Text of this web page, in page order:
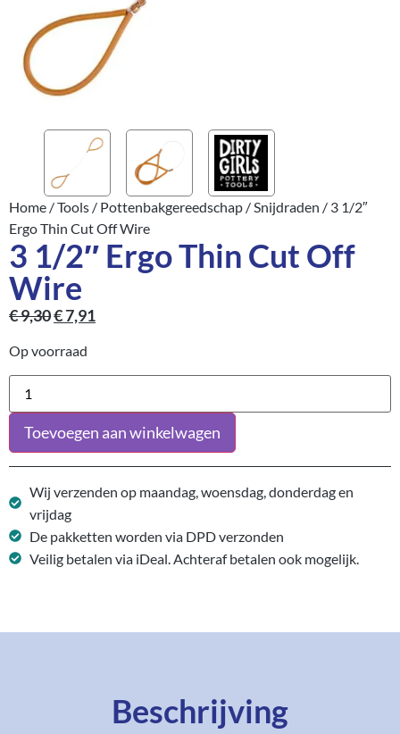
Home /Tools / Pottenbakgereedschap /Snijdraden / 3 1/2″
Ergo Thin Cut Off Wire
3 1/2″ Ergo Thin Cut Off
Wire
€9,30€7,91
Op voorraad
Toevoegen aan winkelwagen
Wij verzenden op maandag, woensdag, donderdag en
vrijdag
De pakketten worden via DPD verzonden
Veilig betalen via iDeal. Achteraf betalen ook mogelijk.
Beschrijving